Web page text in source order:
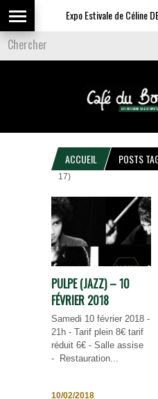
Expo Estivale de Céline
ACCUEIL POSTS
17)
PULPE (JAZZ) – 10
FÉVRIER 2018
Samedi 10 février 2018 -
21h - Tarif plein 8€ tarif
réduit 6€ - Salle assise
- Restauration...
10/02/2018